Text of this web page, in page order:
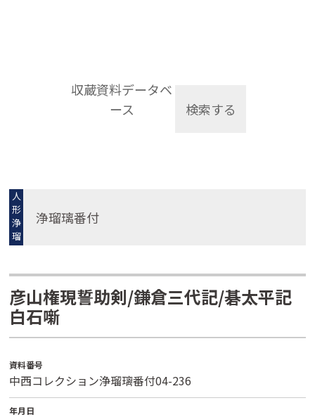
収蔵資料データベ
ース
検索する
人
形
浄
瑠
璃
浄瑠璃番付
彦山権現誓助剣/鎌倉三代記/碁太平記
白石噺
資料番号
中西コレクション浄瑠璃番付04-236
年月日